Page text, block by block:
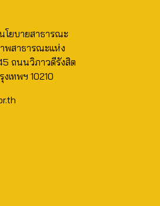
โยบายสาธารณะ
าพสาธารณะแห่ง
ถนนวิภาวดีรังสิต
เทพฯ 10210